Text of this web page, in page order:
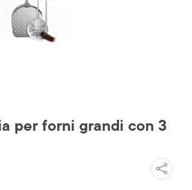
per forni grandi con 3